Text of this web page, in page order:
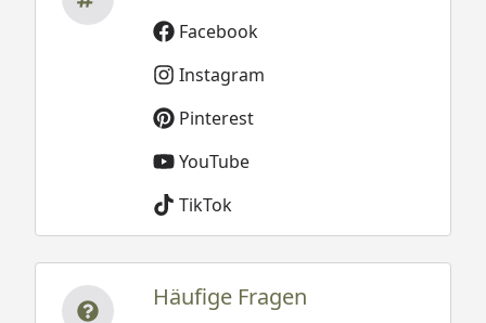
Facebook
Instagram
Pinterest
YouTube
TikTok
Häufige Fragen